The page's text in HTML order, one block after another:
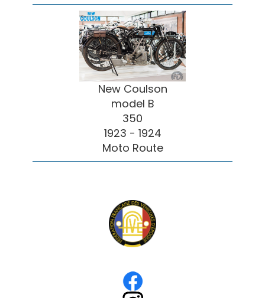
New Coulson
model B
350
1923 - 1924
Moto Route